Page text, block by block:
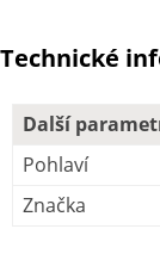
Technické
Další
Pohlaví
Značka